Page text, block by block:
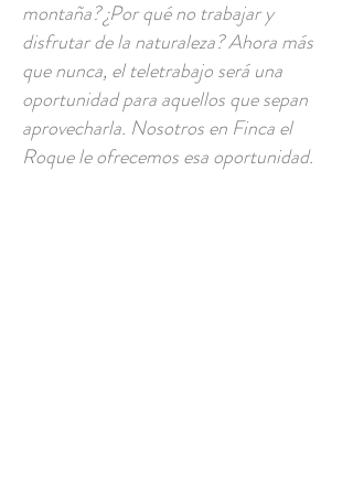
montaña? ¿Por qué no trabajar y
disfrutar de la naturaleza? Ahora más
que nunca, el teletrabajo será una
oportunidad para aquellos que sepan
aprovecharla. Nosotros en Finca el
Roque le ofrecemos esa oportunidad.